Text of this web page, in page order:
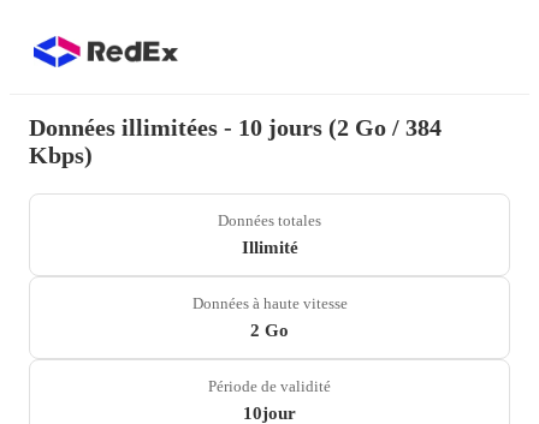
Données illimitées - 10 jours (2 Go / 384
Kbps)
Données totales
Illimité
Données à haute vitesse
2 Go
Période de validité
10jour